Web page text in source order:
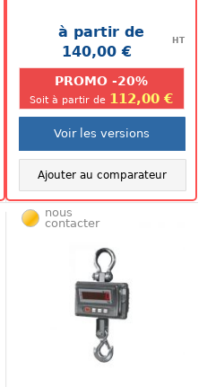
à partir de
140,00 €
HT
PROMO -20%
Soit à partir de 112,00 €
Voir les versions
Ajouter au comparateur
nous
contacter